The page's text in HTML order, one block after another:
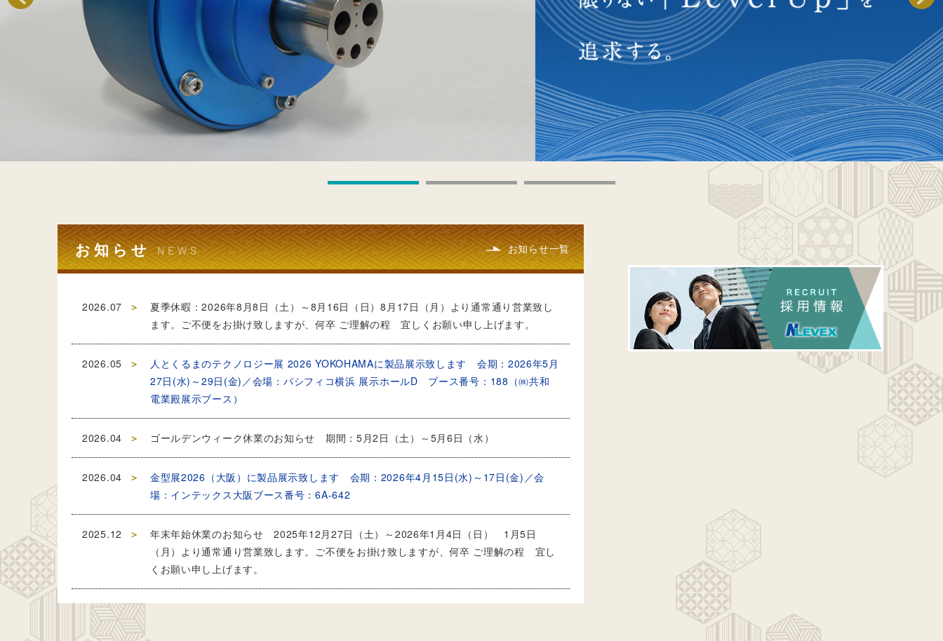
お知らせ NEWS お知らせ一覧
2026.07
夏季休暇：2026年8月8日（土）～8月16日（日）8月17日（月）より通常通り営業致し
ます。ご不便をお掛け致しますが、何卒 ご理解の程 宜しくお願い申し上げます。
2026.05
人とくるまのテクノロジー展 2026 YOKOHAMAに製品展示致します 会期：2026年5月
27日(水)～29日(金)／会場：パシフィコ横浜 展示ホールD ブース番号：188（㈱共和
電業殿展示ブース）
2026.04 ゴールデンウィーク休業のお知らせ 期間：5月2日（土）～5月6日（水）
2026.04
金型展2026（大阪）に製品展示致します 会期：2026年4月15日(水)～17日(金)／会
場：インテックス大阪ブース番号：6A-642
2025.12
年末年始休業のお知らせ 2025年12月27日（土）～2026年1月4日（日） 1月5日
（月）より通常通り営業致します。ご不便をお掛け致しますが、何卒 ご理解の程 宜し
くお願い申し上げます。